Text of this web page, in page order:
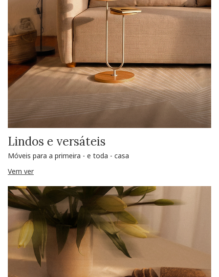
Lindos e versáteis
Móveis para a primeira - e toda - casa
Vem ver